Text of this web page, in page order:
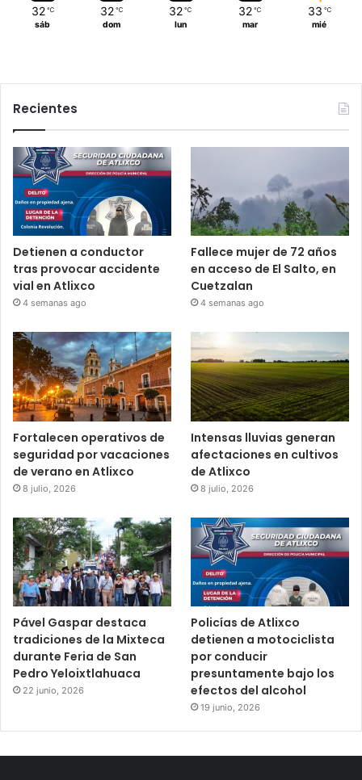
32 ℃
sáb
32 ℃
dom
32 ℃
lun
32 ℃
mar
33 ℃
mié
Recientes
Detienen a conductor
tras provocar accidente
vial en Atlixco
4 semanas ago
Fallece mujer de 72 años
en acceso de El Salto, en
Cuetzalan
4 semanas ago
Fortalecen operativos de
seguridad por vacaciones
de verano en Atlixco
8 julio, 2026
Intensas lluvias generan
afectaciones en cultivos
de Atlixco
8 julio, 2026
Pável Gaspar destaca
tradiciones de la Mixteca
durante Feria de San
Pedro Yeloixtlahuaca
22 junio, 2026
Policías de Atlixco
detienen a motociclista
por conducir
presuntamente bajo los
efectos del alcohol
19 junio, 2026